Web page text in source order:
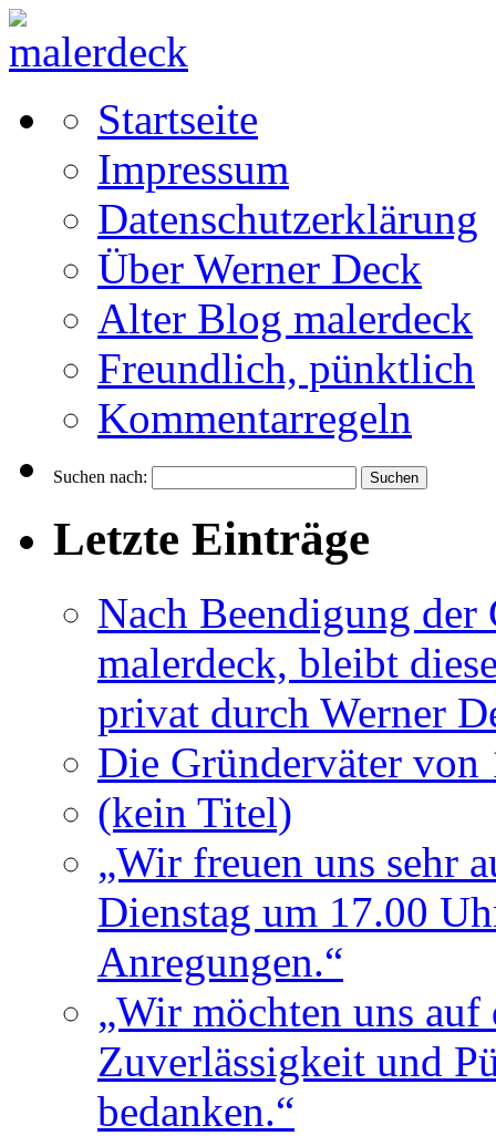
Startseite
Impressum
Datenschutzerklärung
Über Werner Deck
Alter Blog malerdeck
Freundlich, pünktlich
Kommentarregeln
Suchen nach:
Letzte Einträge
Nach Beendigung
malerdeck, bleibt
privat durch Werner
Die Gründerväter
(kein Titel)
„Wir freuen uns sehr
Dienstag um 17.00
Anregungen.“
„Wir möchten uns
Zuverlässigkeit und
bedanken.“